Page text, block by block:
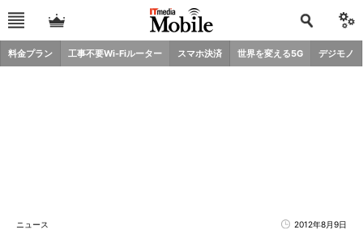
料金プラン 工事不要Wi-Fiルーター スマホ決済 世界を変える5G デジモノ
ニュース 2012年8月9日